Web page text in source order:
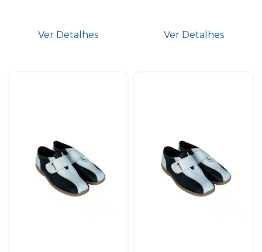
Ver Detalhes Ver Detalhes